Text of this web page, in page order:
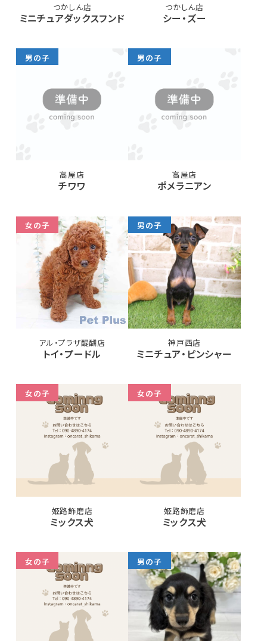
つかしん店
ミニチュアダックスフンド
つかしん店
シー・ズー
男の子
高屋店
チワワ
男の子
高屋店
ポメラニアン
女の子
アル・プラザ醍醐店
トイ・プードル
男の子
神戸西店
ミニチュア・ピンシャー
女の子
姫路飾磨店
ミックス犬
女の子
姫路飾磨店
ミックス犬
女の子 男の子